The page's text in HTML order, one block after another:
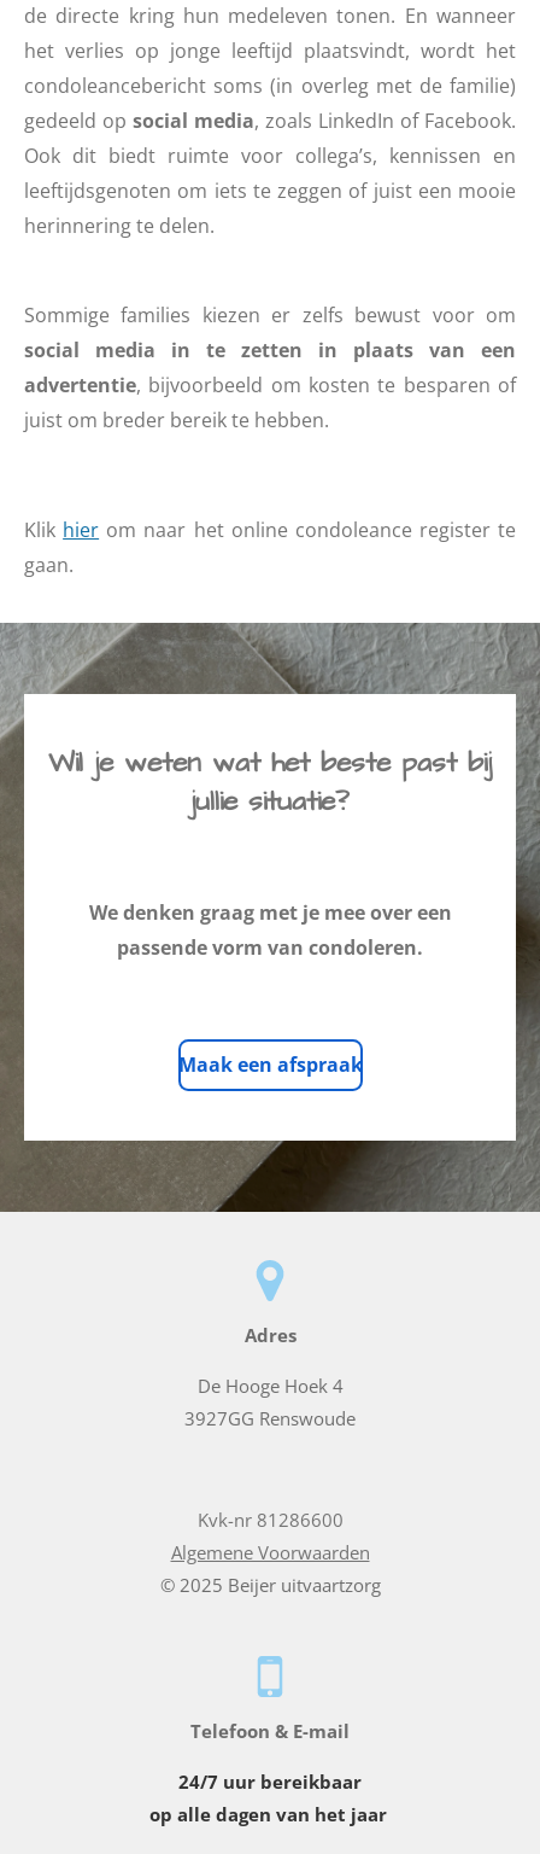
de directe kring hun medeleven tonen. En wanneer
het verlies op jonge leeftijd plaatsvindt, wordt het
condoleancebericht soms (in overleg met de familie)
gedeeld op social media, zoals LinkedIn of Facebook.
Ook dit biedt ruimte voor collega’s, kennissen en
leeftijdsgenoten om iets te zeggen of juist een mooie
herinnering te delen.
Sommige families kiezen er zelfs bewust voor om
social media in te zetten in plaats van een
advertentie, bijvoorbeeld om kosten te besparen of
juist om breder bereik te hebben.
Klik hier om naar het online condoleance register te
gaan.
Wil je weten wat het beste past bij
jullie situatie?
We denken graag met je mee over een
passende vorm van condoleren.
Maak een afspraak
Adres
De Hooge Hoek 4
3927GG Renswoude
Kvk-nr 81286600
Algemene Voorwaarden
© 2025 Beijer uitvaartzorg
Telefoon & E-mail
24/7 uur bereikbaar
op alle dagen van het jaar